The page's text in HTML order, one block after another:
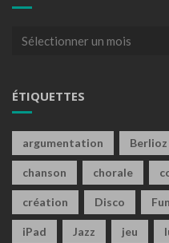
Archives
ÉTIQUETTES
argumentation Berlioz
chanson chorale
création Disco
iPad Jazz jeu